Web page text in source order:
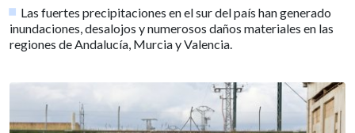
Las fuertes precipitaciones en el sur del país han generado
inundaciones, desalojos y numerosos daños materiales en las
regiones de Andalucía, Murcia y Valencia.